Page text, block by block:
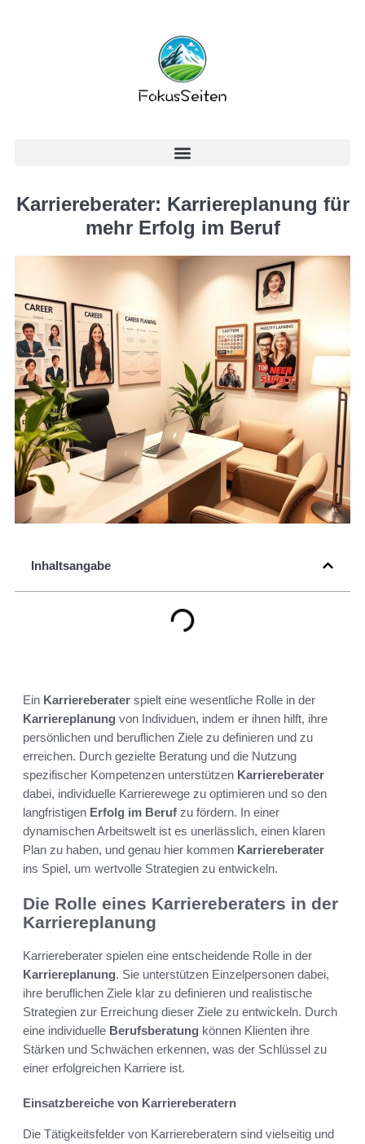
Karriereberater: Karriereplanung für
mehr Erfolg im Beruf
Inhaltsangabe
Ein Karriereberater spielt eine wesentliche Rolle in der
Karriereplanung von Individuen, indem er ihnen hilft, ihre
persönlichen und beruflichen Ziele zu definieren und zu
erreichen. Durch gezielte Beratung und die Nutzung
spezifischer Kompetenzen unterstützen Karriereberater
dabei, individuelle Karrierewege zu optimieren und so den
langfristigen Erfolg im Beruf zu fördern. In einer
dynamischen Arbeitswelt ist es unerlässlich, einen klaren
Plan zu haben, und genau hier kommen Karriereberater
ins Spiel, um wertvolle Strategien zu entwickeln.
Die Rolle eines Karriereberaters in der
Karriereplanung
Karriereberater spielen eine entscheidende Rolle in der
Karriereplanung. Sie unterstützen Einzelpersonen dabei,
ihre beruflichen Ziele klar zu definieren und realistische
Strategien zur Erreichung dieser Ziele zu entwickeln. Durch
eine individuelle Berufsberatung können Klienten ihre
Stärken und Schwächen erkennen, was der Schlüssel zu
einer erfolgreichen Karriere ist.
Einsatzbereiche von Karriereberatern
Die Tätigkeitsfelder von Karriereberatern sind vielseitig und